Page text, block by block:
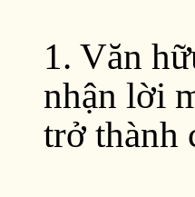
1. Văn
nhận lời
trở thành